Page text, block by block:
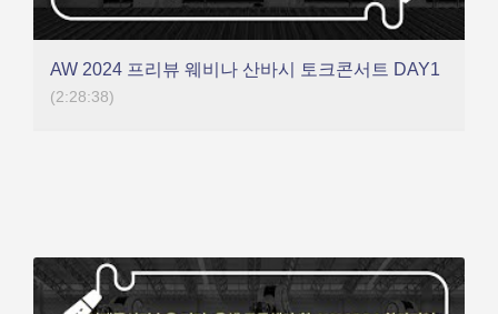
AW 2024 프리뷰 웨비나 산바시 토크콘서트 DAY1
(2:28:38)